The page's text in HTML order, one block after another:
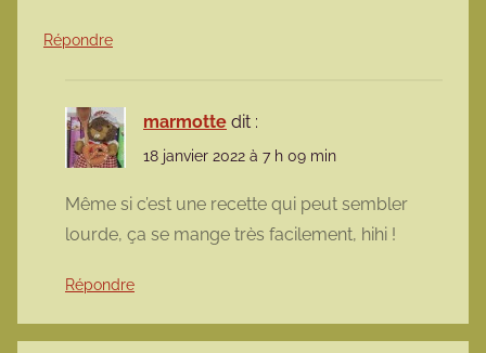
Répondre
marmotte dit :
18 janvier 2022 à 7 h 09 min
Même si c’est une recette qui peut sembler
lourde, ça se mange très facilement, hihi !
Répondre